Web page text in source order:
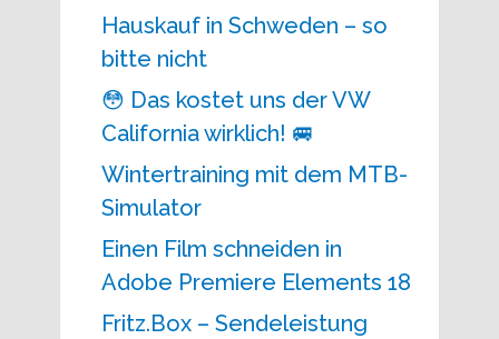
Hauskauf in Schweden – so
bitte nicht
😳 Das kostet uns der VW
California wirklich! 🚐
Wintertraining mit dem MTB-
Simulator
Einen Film schneiden in
Adobe Premiere Elements 18
Fritz.Box – Sendeleistung